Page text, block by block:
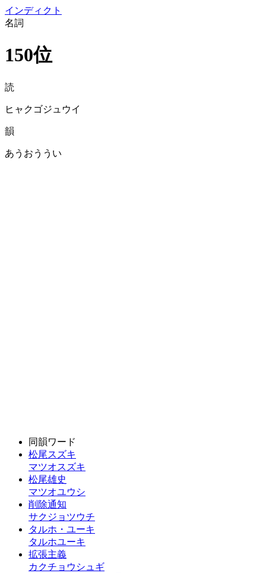
インディクト
名詞
150位
読
ヒャクゴジュウイ
韻
あうおううい
同韻ワード
松尾スズキ
マツオスズキ
松尾雄史
マツオユウシ
削除通知
サクジョツウチ
タルホ・ユーキ
タルホユーキ
拡張主義
カクチョウシュギ